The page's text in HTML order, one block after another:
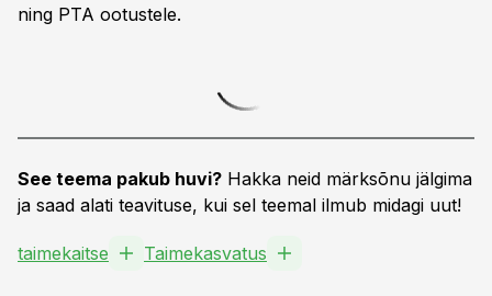
ning PTA ootustele.
See teema pakub huvi? Hakka neid märksõnu jälgima
ja saad alati teavituse, kui sel teemal ilmub midagi uut!
taimekaitse Taimekasvatus